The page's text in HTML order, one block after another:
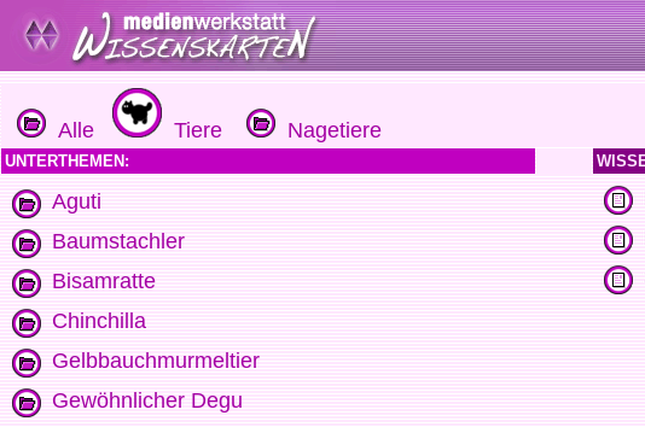
Alle Tiere Nagetiere
UNTERTHEMEN:
Aguti
Baumstachler
Bisamratte
Chinchilla
Gelbbauchmurmeltier
Gewöhnlicher Degu